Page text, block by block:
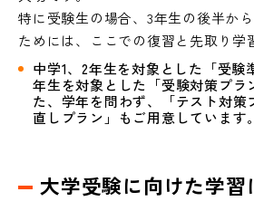
特に受験生の場合、3年生の後半か
ためには、ここでの復習と先取り学
中学1、2年生を対象とした「受験
年生を対象とした「受験対策プラ
た、学年を問わず、「テスト対策
直しプラン」もご用意しています。
大学受験に向けた学習